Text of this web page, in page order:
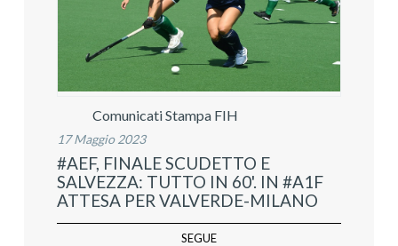
Comunicati Stampa FIH
17 Maggio 2023
#AEF, FINALE SCUDETTO E
SALVEZZA: TUTTO IN 60'. IN #A1F
ATTESA PER VALVERDE-MILANO
SEGUE